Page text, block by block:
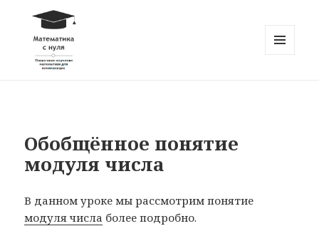
Обобщённое понятие
модуля числа
В данном уроке мы рассмотрим понятие
модуля числа более подробно.